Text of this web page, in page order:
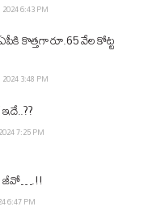
6:43 PM
కొత్తగా రూ.65 వేల కోట్ట
3:48 PM
7:25 PM
జీవో….!!
6:47 PM